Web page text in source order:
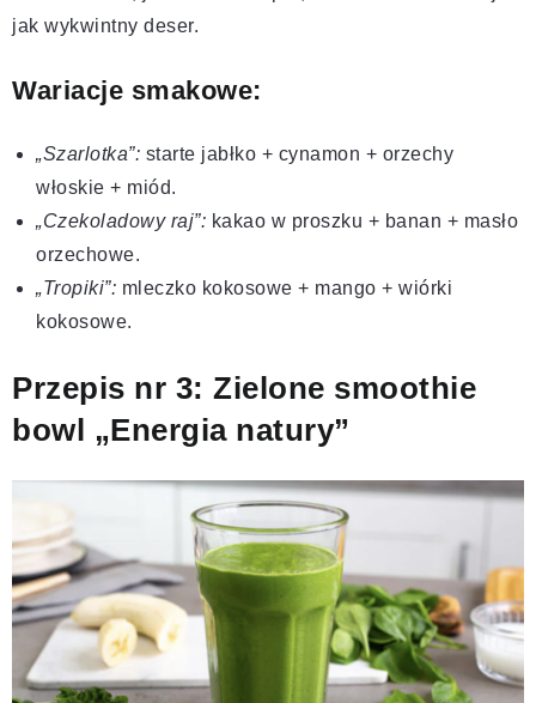
jak wykwintny deser.
Wariacje smakowe:
„Szarlotka”: starte jabłko + cynamon + orzechy
włoskie + miód.
„Czekoladowy raj”: kakao w proszku + banan + masło
orzechowe.
„Tropiki”: mleczko kokosowe + mango + wiórki
kokosowe.
Przepis nr 3: Zielone smoothie
bowl „Energia natury”